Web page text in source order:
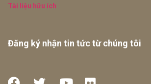
Tài liệu hữu ích
Đăng ký nhận tin tức từ chúng tôi